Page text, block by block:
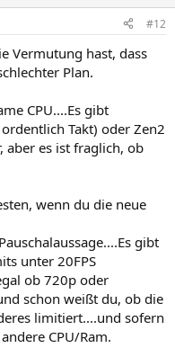
#12
Vermutung hast, dass
Plan.
CPU....Es gibt
Takt) oder Zen2
aber es ist fraglich, ob
wenn du die neue
gibt
unter 20FPS
ob 720p oder
schon weißt du, ob die
limitiert....und sofern
CPU/Ram.